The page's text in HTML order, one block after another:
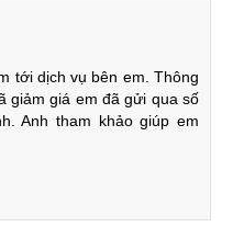
quát, hướng dẫn khách
năng máy một lần nữa
động bình thường.
tra
tới dịch vụ bên em. Thông
giảm giá em đã gửi qua số
Anh tham khảo giúp em